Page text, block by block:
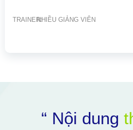
TRAINER:NHIỀU GIẢNG VIÊN
“ Nội dung